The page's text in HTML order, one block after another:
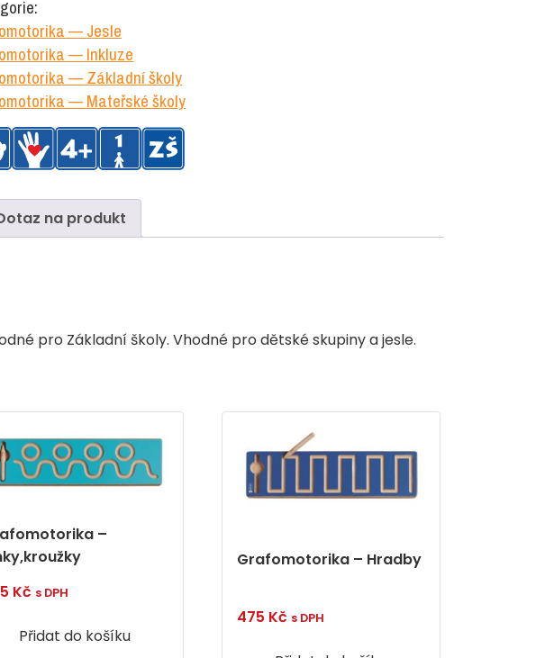
— Jesle
— Inkluze
— Základní školy
— Mateřské školy
na produkt
pro Základní školy. Vhodné pro dětské skupiny a jesle.
–
Kč s DPH
Přidat do košíku
Grafomotorika – Hradby
475 Kč s DPH